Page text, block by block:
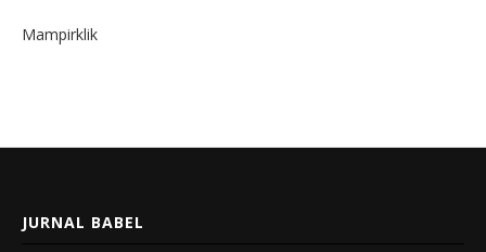
Mampirklik
JURNAL BABEL